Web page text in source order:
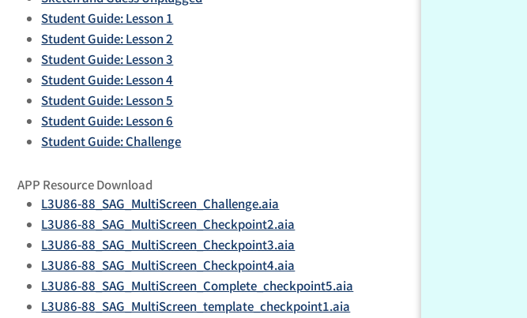
Student Guide: Lesson 1
Student Guide: Lesson 2
Student Guide: Lesson 3
Student Guide: Lesson 4
Student Guide: Lesson 5
Student Guide: Lesson 6
Student Guide: Challenge
APP Resource Download
L3U86-88_SAG_MultiScreen_Challenge.aia
L3U86-88_SAG_MultiScreen_Checkpoint2.aia
L3U86-88_SAG_MultiScreen_Checkpoint3.aia
L3U86-88_SAG_MultiScreen_Checkpoint4.aia
L3U86-88_SAG_MultiScreen_Complete_checkpoint5.aia
L3U86-88_SAG_MultiScreen_template_checkpoint1.aia